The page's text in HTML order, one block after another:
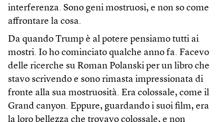
interferenza. Sono geni mostruosi, e non so come
affrontare la cosa.
Da quando Trump è al potere pensiamo tutti ai
mostri. Io ho cominciato qualche anno fa. Facevo
delle ricerche su Roman Polanski per un libro che
stavo scrivendo e sono rimasta impressionata di
fronte alla sua mostruosità. Era colossale, come il
Grand canyon. Eppure, guardando i suoi film, era
la loro bellezza che trovavo colossale, e non